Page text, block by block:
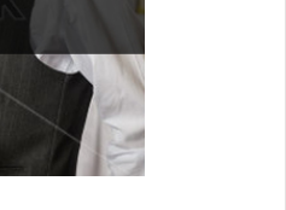
своевременная